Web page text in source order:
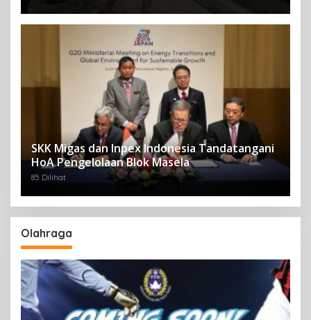
SKK Migas dan Inpex Indonesia Tandatangani
HoA Pengelolaan Blok Masela
85 Dilihat
Olahraga